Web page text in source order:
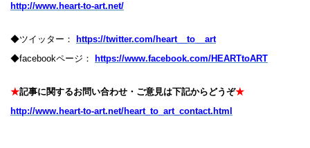
http://www.heart-to-art.net/
◆ツイッター：
https://twitter.com/heart__to__art
◆facebookページ：
https://www.facebook.com/HEARTtoART
★記事に関するお問い合わせ・ご意見は下記からどうぞ★
http://www.heart-to-art.net/heart_to_art_contact.html